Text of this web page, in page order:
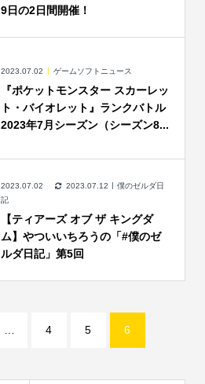
9日の2日間開催！
2023.07.02 ゲームソフトニュース
『ポケットモンスター スカーレッ
ト・バイオレット』ランクバトル
2023年7月シーズン（シーズン8...
2023.07.02 2023.07.12
僕のゼルダ日
記
【ティアーズ オブ ザ キングダ
ム】やついいちろうの「#僕のゼ
ルダ日記」第5回
4 5 6